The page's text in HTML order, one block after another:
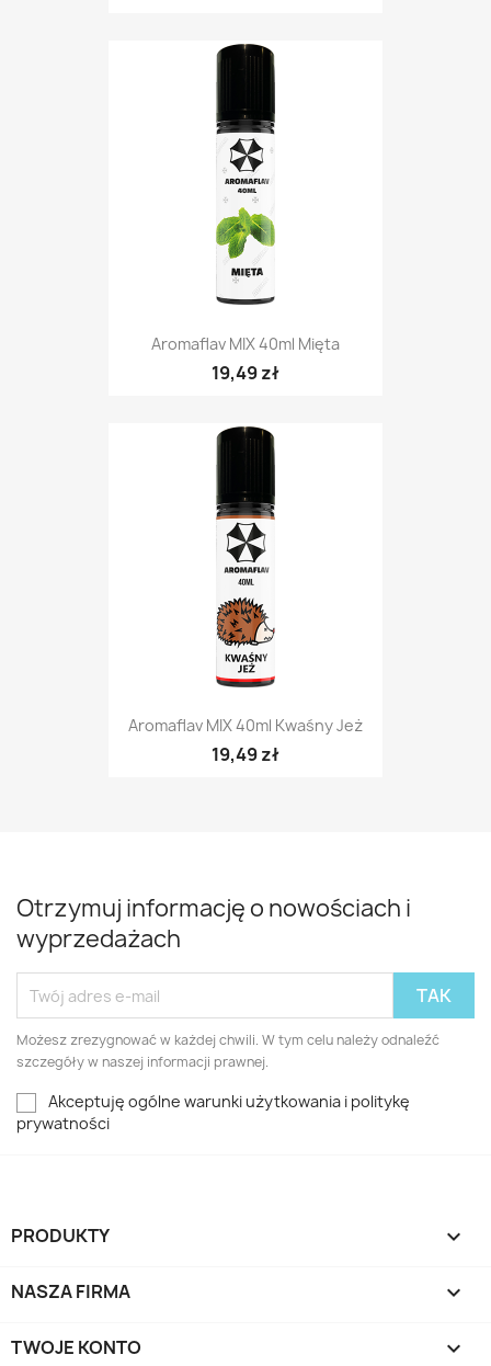
Aromaflav MIX 40ml Mięta
19,49 zł
Aromaflav MIX 40ml Kwaśny Jeż
19,49 zł
Otrzymuj informację o nowościach i
wyprzedażach
Możesz zrezygnować w każdej chwili. W tym celu należy odnaleźć
szczegóły w naszej informacji prawnej.
Akceptuję ogólne warunki użytkowania i politykę
prywatności
PRODUKTY 
NASZA FIRMA 
TWOJE KONTO 